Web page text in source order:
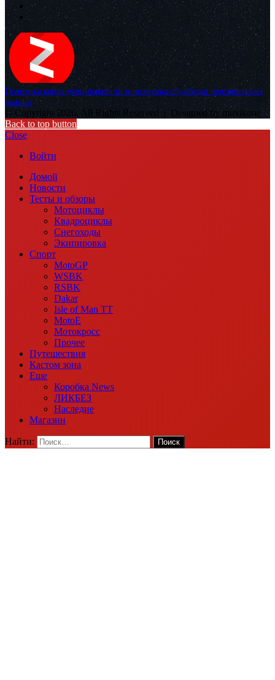
Политика конфиденциальности и политика обработки персональных
данных
© Copyright 2026, All Rights Reserved | Designed by muvikone
Back to top button
Close
Войти
Домой
Новости
Тесты и обзоры
Мотоциклы
Квадроциклы
Снегоходы
Экипировка
Спорт
MotoGP
WSBK
RSBK
Dakar
Isle of Man TT
MotoE
Мотокросс
Прочее
Путешествия
Кастом зона
Еще
Коробка News
ЛИКБЕЗ
Наследие
Магазин
Найти: